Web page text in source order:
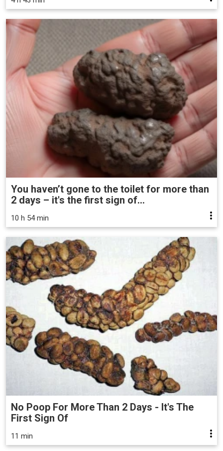
You haven’t gone to the toilet for more than
2 days – it's the first sign of...
10 h 54 min
No Poop For More Than 2 Days - It's The
First Sign Of
11 min